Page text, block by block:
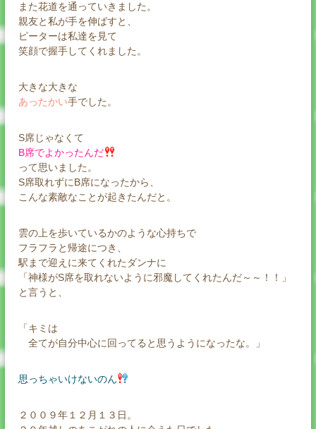
また花道を通っていきました。
親友と私が手を伸ばすと、
ピーターは私達を見て
笑顔で握手してくれました。
大きな大きな
あったかい手でした。
S席じゃなくて
B席でよかったんだ
って思いました。
S席取れずにB席になったから、
こんな素敵なことが起きたんだと。
雲の上を歩いているかのような心持ちで
フラフラと帰途につき、
駅まで迎えに来てくれたダンナに
「神様がS席を取れないように邪魔してくれたんだ～～！！」
と言うと、
「キミは
全てが自分中心に回ってると思うようになったな。」
思っちゃいけないのん
２００９年１２月１３日。